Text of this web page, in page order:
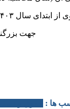
جهت
ها :